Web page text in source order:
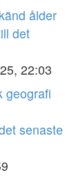
ålder
det
22:03
geografi
senaste